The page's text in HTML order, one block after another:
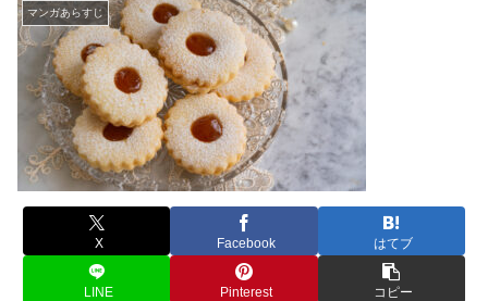
マンガあらすじ
X Facebook はてブ
LINE Pinterest コピー